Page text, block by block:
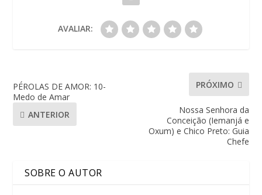
AVALIAR:
PÉROLAS DE AMOR: 10-
Medo de Amar
ANTERIOR
PRÓXIMO
Nossa Senhora da
Conceição (Iemanjá e
Oxum) e Chico Preto: Guia
Chefe
SOBRE O AUTOR